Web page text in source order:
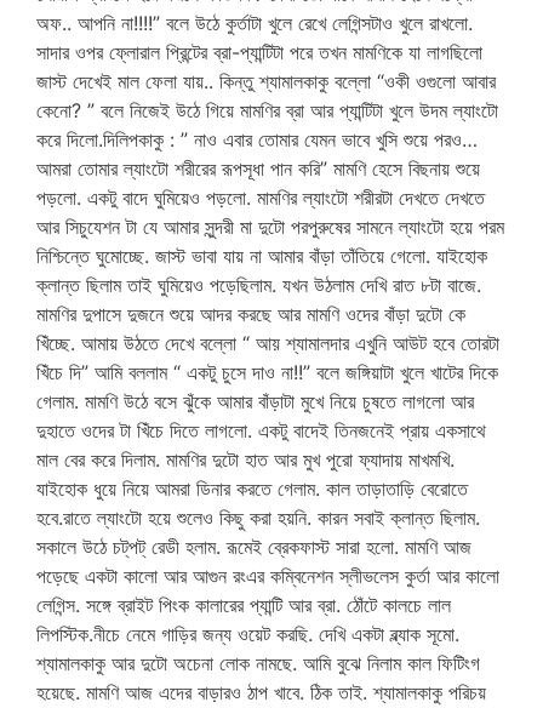
অফ.. আপনি না!!!!” বলে উঠে কুর্তাটা খুলে রেখে লেগিন্সটাও খুলে রাখলো.
সাদার ওপর ফ্লোরাল প্রিন্টের ব্রা-প্যান্টিটা পরে তখন মামণিকে যা লাগছিলো
জাস্ট দেখেই মাল ফেলা যায়.. কিন্তু শ্যামালকাকু বল্লো “ওকী ওগুলো আবার
কেনো? ” বলে নিজেই উঠে গিয়ে মামণির ব্রা আর প্যান্টিটা খুলে উদম ল্যাংটো
করে দিলো.দিলিপকাকু : ” নাও এবার তোমার যেমন ভাবে খুসি শুয়ে পরও…
আমরা তোমার ল্যাংটো শরীরের রূপসূধা পান করি” মামণি হেসে বিছনায় শুয়ে
পড়লো. একটু বাদে ঘুমিয়েও পড়লো. মামণির ল্যাংটো শরীরটা দেখতে দেখতে
আর সিচুযেশন টা যে আমার সুন্দরী মা দুটো পরপুরুষের সামনে ল্যাংটো হয়ে পরম
নিশ্চিন্তে ঘুমোচ্ছে. জাস্ট ভাবা যায় না আমার বাঁড়া তাঁতিয়ে গেলো. যাইহোক
ক্লান্ত ছিলাম তাই ঘুমিয়েও পড়েছিলাম. যখন উঠলাম দেখি রাত ৮টা বাজে.
মামণির দুপাসে দুজনে শুয়ে আদর করছে আর মামণি ওদের বাঁড়া দুটো কে
খিঁচ্ছে. আমায় উঠতে দেখে বল্লো “ আয় শ্যামালদার এখুনি আউট হবে তোরটা
খিঁচে দি” আমি বললাম “ একটু চুসে দাও না!!” বলে জঙ্গিয়াটা খুলে খাটের দিকে
গেলাম. মামণি উঠে বসে ঝুঁকে আমার বাঁড়াটা মুখে নিয়ে চুষতে লাগলো আর
দুহাতে ওদের টা খিঁচে দিতে লাগলো. একটু বাদেই তিনজনেই প্রায় একসাথে
মাল বের করে দিলাম. মামণির দুটো হাত আর মুখ পুরো ফ্যাদায় মাখমখি.
যাইহোক ধুয়ে নিয়ে আমরা ডিনার করতে গেলাম. কাল তাড়াতাড়ি বেরোতে
হবে.রাতে ল্যাংটো হয়ে শুলেও কিছু করা হয়নি. কারন সবাই ক্লান্ত ছিলাম.
সকালে উঠে চট্‌পট্ রেডী হলাম. রূমেই ব্রেকফাস্ট সারা হলো. মামণি আজ
পড়েছে একটা কালো আর আগুন রংএর কম্বিনেশন স্লীভলেস কুর্তা আর কালো
লেগিন্স. সঙ্গে ব্রাইট পিংক কালারের প্যান্টি আর ব্রা. ঠোঁটে কালচে লাল
লিপস্টিক.নীচে নেমে গাড়ির জন্য ওয়েট করছি. দেখি একটা ব্ল্যাক সূমো.
শ্যামালকাকু আর দুটো অচেনা লোক নামছে. আমি বুঝে নিলাম কাল ফিটিংগ
হয়েছে. মামণি আজ এদের বাড়ারও ঠাপ খাবে. ঠিক তাই. শ্যামালকাকু পরিচয়